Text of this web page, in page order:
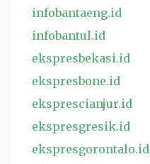
infobantaeng.id
infobantul.id
ekspresbekasi.id
ekspresbone.id
eksprescianjur.id
ekspresgresik.id
ekspresgorontalo.id